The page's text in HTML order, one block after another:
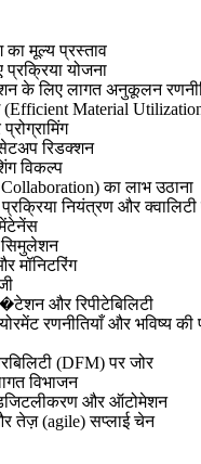
का मूल्य प्रस्ताव
योजना
के लिए लागत अनुकूलन
Material
रिडक्शन
विकल्प
का लाभ उठाना
नियंत्रण और क्वालिटी
मॉनिटरिंग
और रिपीटेबिलिटी
रणनीतियाँ और भविष्य की
(DFM) पर जोर
विभाजन
डिजिटलीकरण और ऑटोमेशन
तेज़ (agile) सप्लाई चेन